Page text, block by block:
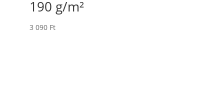
190 g/m²
3 090 Ft